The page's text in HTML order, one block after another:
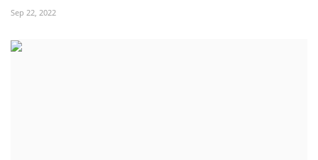
Sep 22, 2022